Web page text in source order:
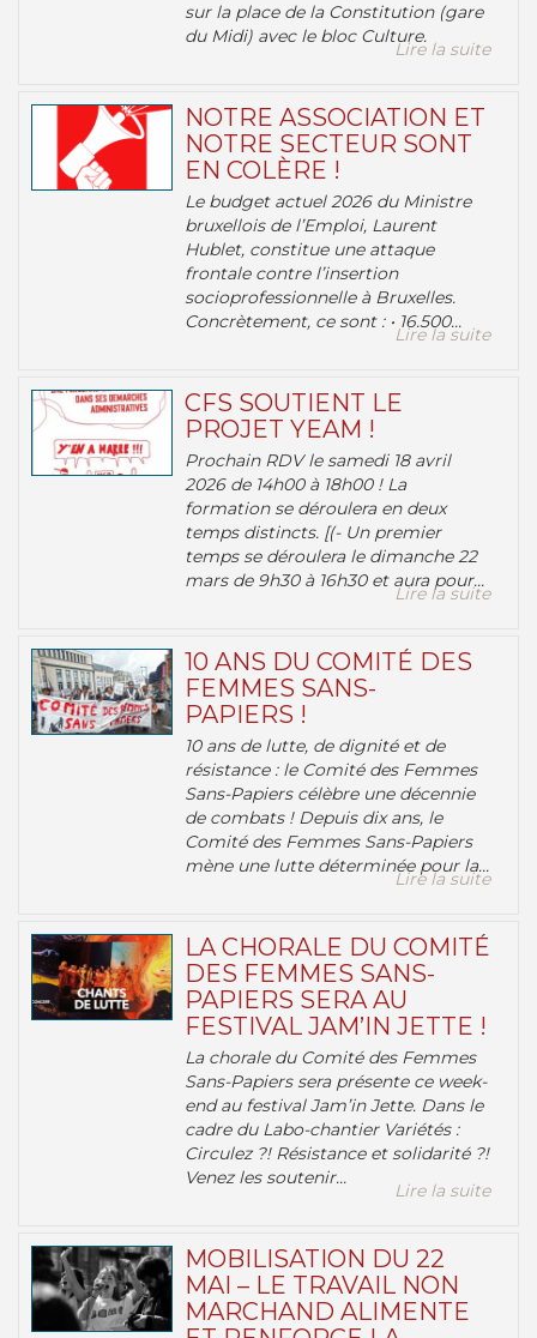
sur la place de la Constitution (gare
du Midi) avec le bloc Culture.
Lire la suite
NOTRE ASSOCIATION ET
NOTRE SECTEUR SONT
EN COLÈRE !
Le budget actuel 2026 du Ministre
bruxellois de l’Emploi, Laurent
Hublet, constitue une attaque
frontale contre l’insertion
socioprofessionnelle à Bruxelles.
Concrètement, ce sont : • 16.500...
Lire la suite
CFS SOUTIENT LE
PROJET YEAM !
Prochain RDV le samedi 18 avril
2026 de 14h00 à 18h00 ! La
formation se déroulera en deux
temps distincts. [(- Un premier
temps se déroulera le dimanche 22
mars de 9h30 à 16h30 et aura pour...
Lire la suite
10 ANS DU COMITÉ DES
FEMMES SANS-
PAPIERS !
10 ans de lutte, de dignité et de
résistance : le Comité des Femmes
Sans-Papiers célèbre une décennie
de combats ! Depuis dix ans, le
Comité des Femmes Sans-Papiers
mène une lutte déterminée pour la...
Lire la suite
LA CHORALE DU COMITÉ
DES FEMMES SANS-
PAPIERS SERA AU
FESTIVAL JAM’IN JETTE !
La chorale du Comité des Femmes
Sans-Papiers sera présente ce week-
end au festival Jam’in Jette. Dans le
cadre du Labo-chantier Variétés :
Circulez ?! Résistance et solidarité ?!
Venez les soutenir...
Lire la suite
MOBILISATION DU 22
MAI – LE TRAVAIL NON
MARCHAND ALIMENTE